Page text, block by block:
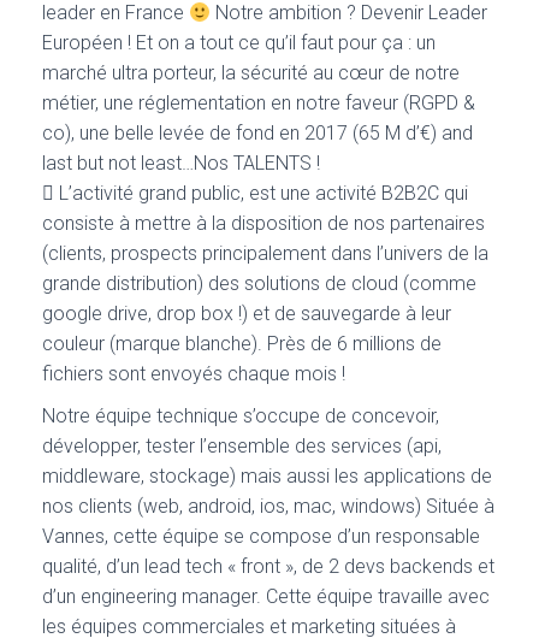
leader en France
Notre ambition ? Devenir Leader
Européen ! Et on a tout ce qu’il faut pour ça : un
marché ultra porteur, la sécurité au cœur de notre
métier, une réglementation en notre faveur (RGPD &
co), une belle levée de fond en 2017 (65 M d’€) and
last but not least…Nos TALENTS !
 L’activité grand public, est une activité B2B2C qui
consiste à mettre à la disposition de nos partenaires
(clients, prospects principalement dans l’univers de la
grande distribution) des solutions de cloud (comme
google drive, drop box !) et de sauvegarde à leur
couleur (marque blanche). Près de 6 millions de
fichiers sont envoyés chaque mois !
Notre équipe technique s’occupe de concevoir,
développer, tester l’ensemble des services (api,
middleware, stockage) mais aussi les applications de
nos clients (web, android, ios, mac, windows) Située à
Vannes, cette équipe se compose d’un responsable
qualité, d’un lead tech « front », de 2 devs backends et
d’un engineering manager. Cette équipe travaille avec
les équipes commerciales et marketing situées à